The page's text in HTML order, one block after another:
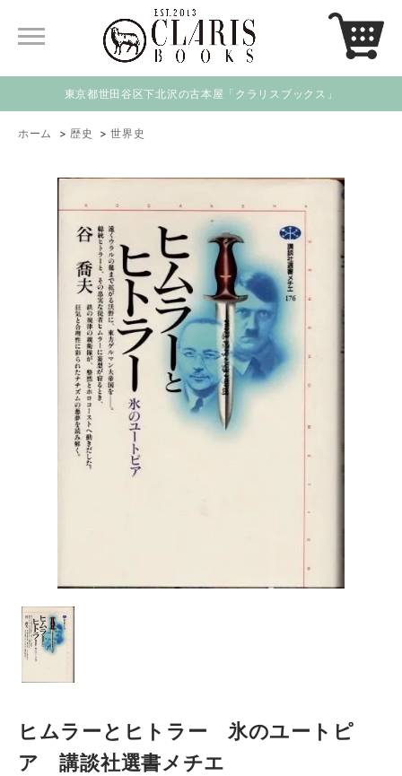
東京都世田谷区下北沢の古本屋「クラリスブックス」
ホーム > 歴史 >世界史
ヒムラーとヒトラー 氷のユートピ
ア 講談社選書メチエ